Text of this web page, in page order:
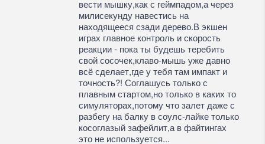
вести мышку,как с геймпадом,а через
милисекунду навестись на
находящееся сзади дерево.В экшен
играх главное контроль и скорость
реакции - пока ты будешь теребить
свой сосочек,клаво-мышь уже давно
всё сделает,где у тебя там импакт и
точность?! Соглашусь только с
плавным стартом,но только в каких то
симуляторах,потому что залет даже с
разбегу на балку в соулс-лайке только
косоглазый зафейлит,а в файтингах
это не используется...